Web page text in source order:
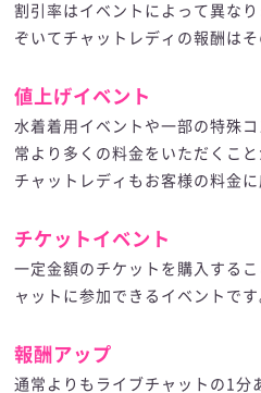
割引率はイベントによって異な
ぞいてチャットレディの報酬はそ
値上げイベント
水着着用イベントや一部の特殊
常より多くの料金をいただくこと
チャットレディもお客様の料金
チケットイベント
一定金額のチケットを購入する
ャットに参加できるイベントです
報酬アップ
通常よりもライブチャットの1分